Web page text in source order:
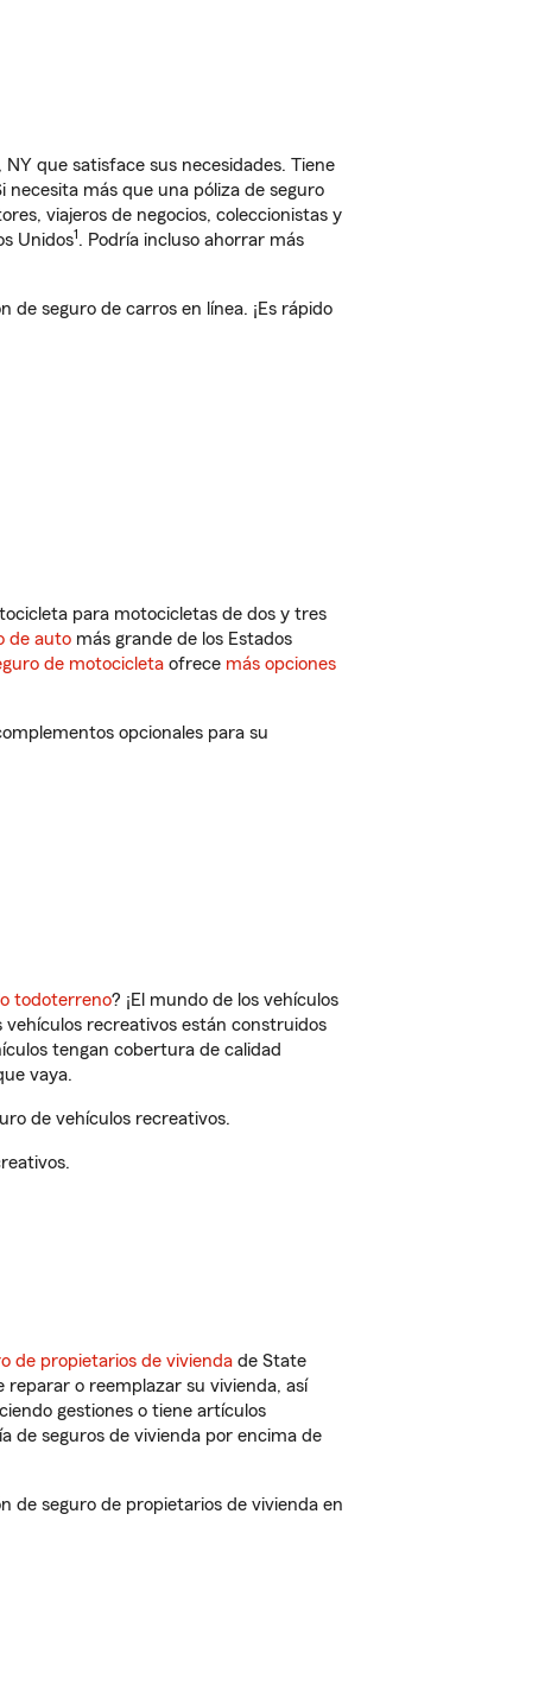
NY que satisface sus necesidades. Tiene
necesita más que una póliza de seguro
viajeros de negocios, coleccionistas y
Unidos1. Podría incluso ahorrar más
seguro de carros en línea. ¡Es rápido
para motocicletas de dos y tres
de auto más grande de los Estados
de motocicleta ofrece más opciones
opcionales para su
todoterreno? ¡El mundo de los vehículos
recreativos están construidos
tengan cobertura de calidad
vaya.
de vehículos recreativos.
de propietarios de vivienda de State
reparar o reemplazar su vivienda, así
gestiones o tiene artículos
de seguros de vivienda por encima de
de seguro de propietarios de vivienda en